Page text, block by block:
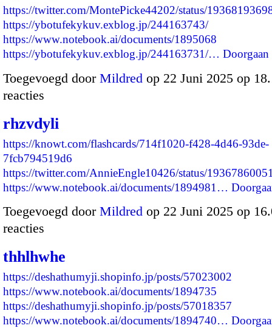
https://twitter.com/MontePicke44202/status/
https://ybotufekykuv.exblog.jp/244163743/
https://www.notebook.ai/documents/1895068
https://ybotufekykuv.exblog.jp/244163731/… Doorgaan
Toegevoegd door Mildred op 22 Juni 2025 op
reacties
rhzvdyli
https://knowt.com/flashcards/714f1020-f428-4d46-93de-
7fcb794519d6
https://twitter.com/AnnieEngle10426/status/
https://www.notebook.ai/documents/1894981…
Toegevoegd door Mildred op 22 Juni 2025 op
reacties
thhlhwhe
https://deshathumyji.shopinfo.jp/posts/57023002
https://www.notebook.ai/documents/1894735
https://deshathumyji.shopinfo.jp/posts/57018357
https://www.notebook.ai/documents/1894740…